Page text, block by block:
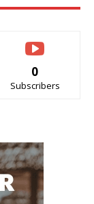
0
Subscribers